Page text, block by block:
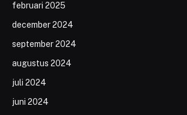
februari 2025
december 2024
september 2024
augustus 2024
juli 2024
juni 2024